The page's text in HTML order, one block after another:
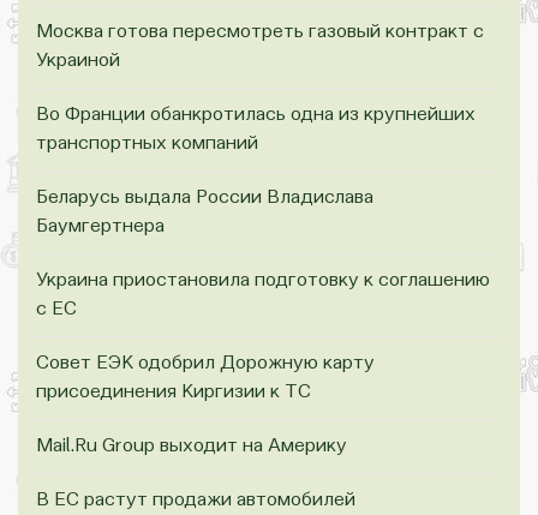
Москва готова пересмотреть газовый контракт с
Украиной
Во Франции обанкротилась одна из крупнейших
транспортных компаний
Беларусь выдала России Владислава
Баумгертнера
Украина приостановила подготовку к соглашению
с ЕС
Совет ЕЭК одобрил Дорожную карту
присоединения Киргизии к ТС
Mail.Ru Group выходит на Америку
В ЕС растут продажи автомобилей